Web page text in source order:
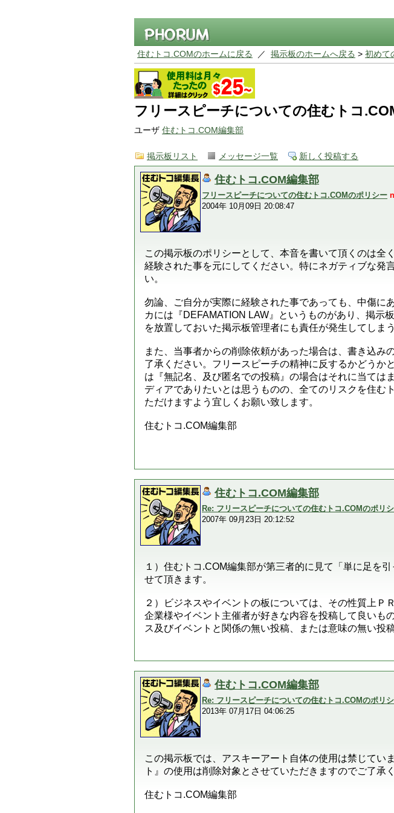
住むトコ.COMのホームに戻る ／ 掲示板のホームへ戻る > 初めて
フリースピーチについての住むトコ
ユーザ 住むトコ.COM編集部
掲示板リスト メッセージ一覧 新しく投稿する
住むトコ.COM編集部
フリースピーチについての住むトコ.COMのポリシー
2004年 10月09日 20:08:47
この掲示板のポリシーとして、本音を書いて頂くのは全
経験された事を元にしてください。特にネガティブな発
い。
勿論、ご自分が実際に経験された事であっても、中傷に
カには『DEFAMATION LAW』というものがあり、掲示
を放置しておいた掲示板管理者にも責任が発生してしま
また、当事者からの削除依頼があった場合は、書き込
了承ください。フリースピーチの精神に反するかどうか
は『無記名、及び匿名での投稿』の場合はそれに当ては
ディアでありたいとは思うものの、全てのリスクを住む
ただけますよう宜しくお願い致します。
住むトコ.COM編集部
住むトコ.COM編集部
Re: フリースピーチについての住むトコ.COMのポリ
2007年 09月23日 20:12:52
１）住むトコ.COM編集部が第三者的に見て「単に足を
せて頂きます。
２）ビジネスやイベントの板については、その性質上
企業様やイベント主催者が好きな内容を投稿して良いも
ス及びイベントと関係の無い投稿、または意味の無い投
住むトコ.COM編集部
Re: フリースピーチについての住むトコ.COMのポリ
2013年 07月17日 04:06:25
この掲示板では、アスキーアート自体の使用は禁じてい
ト』の使用は削除対象とさせていただきますのでご了承
住むトコ.COM編集部